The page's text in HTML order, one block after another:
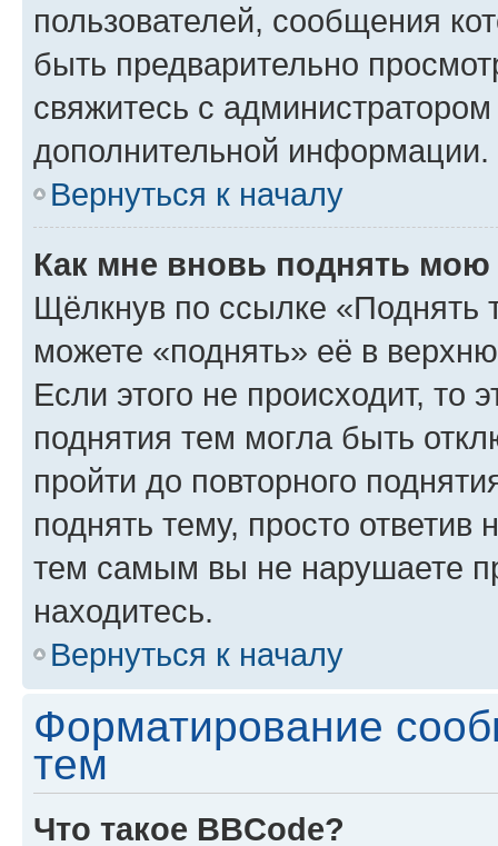
пользователей, сообщения
быть предварительно
свяжитесь с
дополнительной информации.
Вернуться к началу
Как мне вновь поднять мою
Щёлкнув по ссылке «Поднять
можете «поднять» её в
Если этого не происходит, то
поднятия тем могла быть
пройти до повторного
поднять тему, просто ответив
тем самым вы не нарушаете
находитесь.
Вернуться к началу
Форматирование
тем
Что такое BBCode?